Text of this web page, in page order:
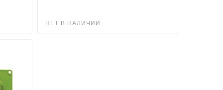
НЕТ В НАЛИЧИИ